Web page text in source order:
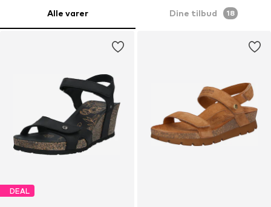
Alle varer Dine tilbud 18
DEAL